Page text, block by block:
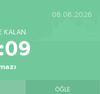
08.08.2026
KALAN
ÖĞLE